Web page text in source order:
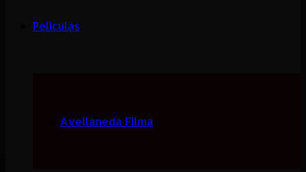
Peliculas
Avellaneda Filma